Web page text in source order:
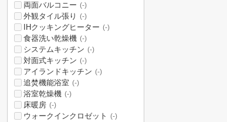
両面バルコニー (-)
外観タイル張り (-)
IHクッキングヒーター (-)
食器洗い乾燥機 (-)
システムキッチン (-)
対面式キッチン (-)
アイランドキッチン (-)
追焚機能浴室 (-)
浴室乾燥機 (-)
床暖房 (-)
ウォークインクロゼット (-)